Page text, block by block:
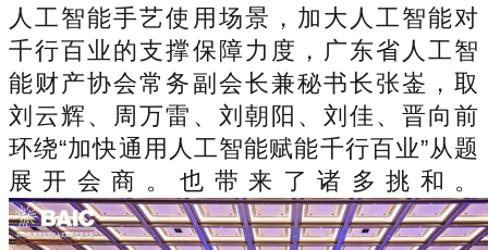
人工智能手艺使用场景，加大人工智能对
千行百业的支撑保障力度，广东省人工智
能财产协会常务副会长兼秘书长张崟，取
刘云辉、周万雷、刘朝阳、刘佳、晋向前
环绕“加快通用人工智能赋能千行百业”从题
展开会商。也带来了诸多挑和。